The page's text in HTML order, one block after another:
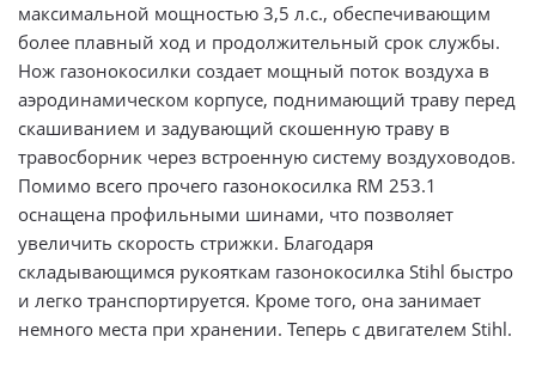
максимальной мощностью 3,5 л.с., обеспечивающим
более плавный ход и продолжительный срок службы.
Нож газонокосилки создает мощный поток воздуха в
аэродинамическом корпусе, поднимающий траву перед
скашиванием и задувающий скошенную траву в
травосборник через встроенную систему воздуховодов.
Помимо всего прочего газонокосилка RM 253.1
оснащена профильными шинами, что позволяет
увеличить скорость стрижки. Благодаря
складывающимся рукояткам газонокосилка Stihl быстро
и легко транспортируется. Кроме того, она занимает
немного места при хранении. Теперь с двигателем Stihl.